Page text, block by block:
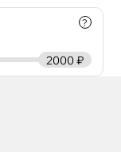
?
2000 ₽